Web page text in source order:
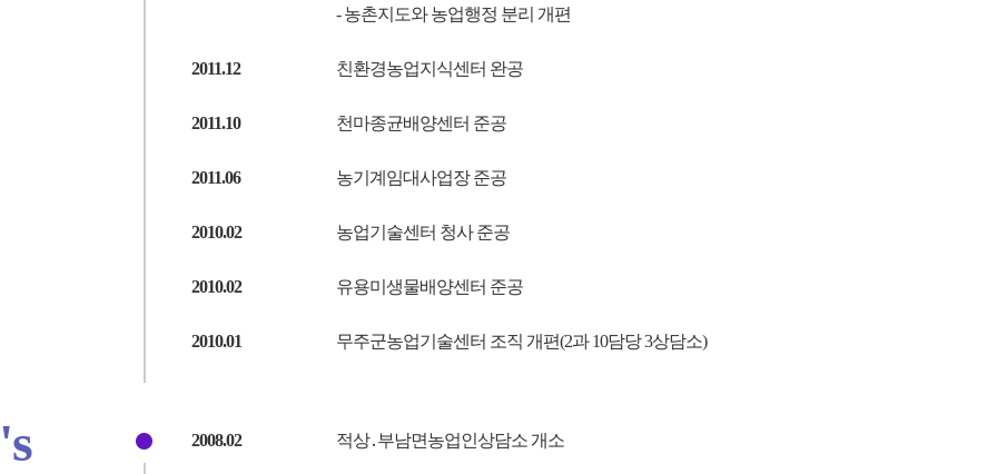
- 농촌지도와 농업행정 분리 개편
2011.12 친환경농업지식센터 완공
2011.10 천마종균배양센터 준공
2011.06 농기계임대사업장 준공
2010.02 농업기술센터 청사 준공
2010.02 유용미생물배양센터 준공
2010.01 무주군농업기술센터 조직 개편(2과 10담당 3상담소)
2008.02 적상․부남면농업인상담소 개소